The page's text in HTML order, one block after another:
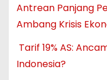
Antrean Panjang
Ambang Krisis
Tarif 19% AS:
Indonesia?